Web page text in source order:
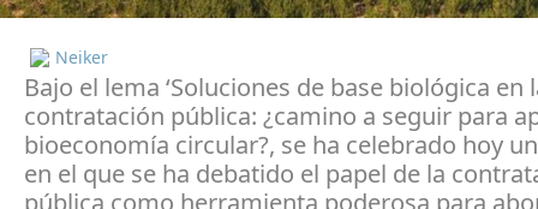
Neiker
Bajo el lema ‘Soluciones de base biológica en
contratación pública: ¿camino a seguir para
bioeconomía circular?, se ha celebrado hoy
en el que se ha debatido el papel de la
pública como herramienta poderosa para